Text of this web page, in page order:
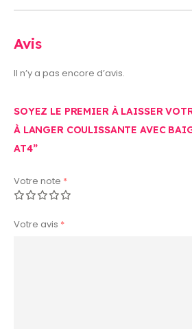
Avis
Il n’y a pas encore d’avis.
SOYEZ LE PREMIER À LAISSER
À LANGER COULISSANTE AVEC
AT4”
Votre note *
Votre avis *